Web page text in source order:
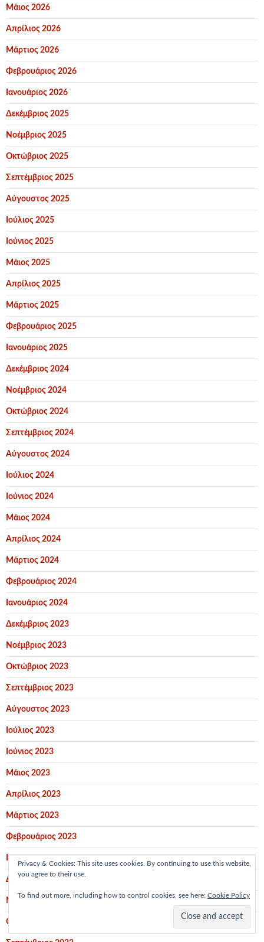
Μάιος 2026
Απρίλιος 2026
Μάρτιος 2026
Φεβρουάριος 2026
Ιανουάριος 2026
Δεκέμβριος 2025
Νοέμβριος 2025
Οκτώβριος 2025
Σεπτέμβριος 2025
Αύγουστος 2025
Ιούλιος 2025
Ιούνιος 2025
Μάιος 2025
Απρίλιος 2025
Μάρτιος 2025
Φεβρουάριος 2025
Ιανουάριος 2025
Δεκέμβριος 2024
Νοέμβριος 2024
Οκτώβριος 2024
Σεπτέμβριος 2024
Αύγουστος 2024
Ιούλιος 2024
Ιούνιος 2024
Μάιος 2024
Απρίλιος 2024
Μάρτιος 2024
Φεβρουάριος 2024
Ιανουάριος 2024
Δεκέμβριος 2023
Νοέμβριος 2023
Οκτώβριος 2023
Σεπτέμβριος 2023
Αύγουστος 2023
Ιούλιος 2023
Ιούνιος 2023
Μάιος 2023
Απρίλιος 2023
Μάρτιος 2023
Φεβρουάριος 2023
Δεκέμβριος 2022
Νοέμβριος 2022
Οκτώβριος 2022
Privacy & Cookies: This site uses cookies. By continuing to use this website,
you agree to their use.
To find out more, including how to control cookies, see here: Cookie Policy